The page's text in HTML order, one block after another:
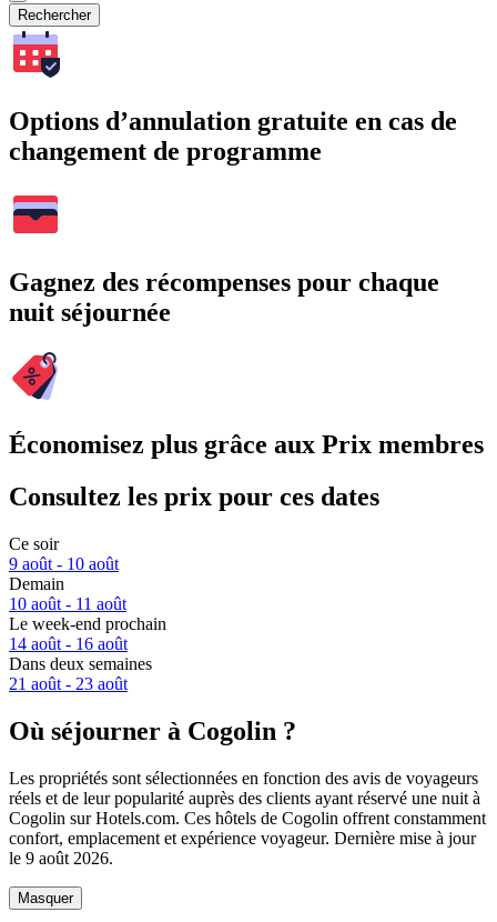
Rechercher
Options d’annulation gratuite en cas de
changement de programme
Gagnez des récompenses pour chaque
nuit séjournée
Économisez plus grâce aux Prix membres
Consultez les prix pour ces dates
Ce soir
9 août - 10 août
Demain
10 août - 11 août
Le week-end prochain
14 août - 16 août
Dans deux semaines
21 août - 23 août
Où séjourner à Cogolin ?
Les propriétés sont sélectionnées en fonction des avis de voyageurs
réels et de leur popularité auprès des clients ayant réservé une nuit à
Cogolin sur Hotels.com. Ces hôtels de Cogolin offrent constamment
confort, emplacement et expérience voyageur. Dernière mise à jour
le 9 août 2026.
Masquer